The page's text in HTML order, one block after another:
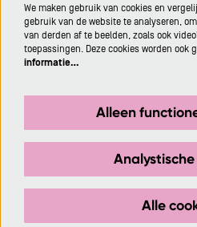
We maken gebruik van cookies en
gebruik van de website te analyseren,
van derden af te beelden, zoals ook
toepassingen. Deze cookies worden ook
informatie…
Alleen
Alle